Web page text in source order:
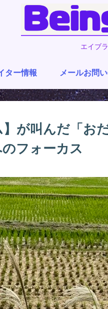
エイブ
ター情報 メールお問
】が叫んだ「お
フォーカス